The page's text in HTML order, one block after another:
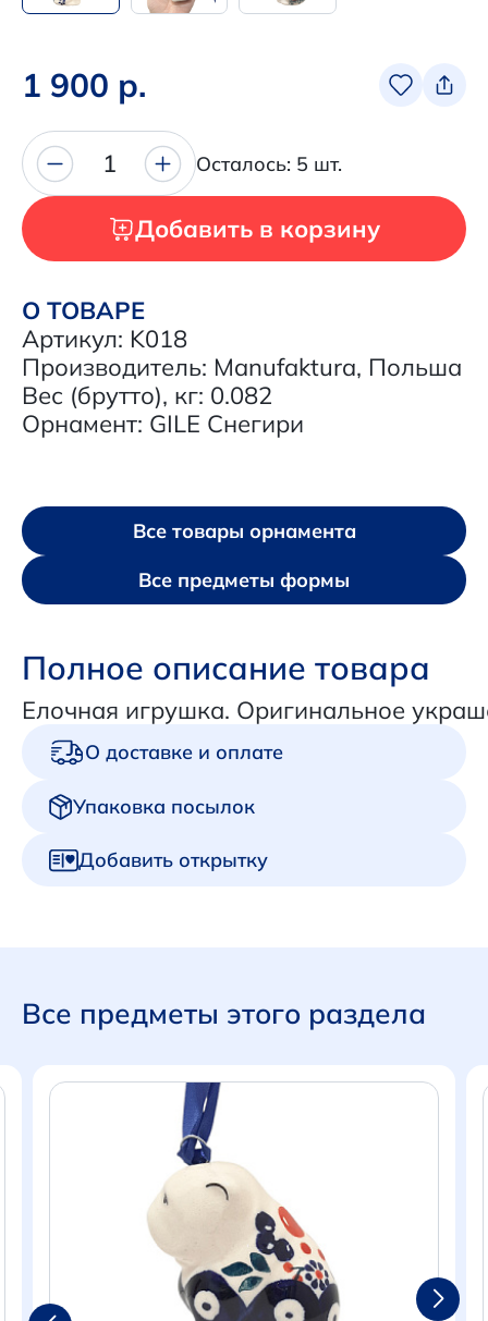
+7 (926) 702-09-76
1 900 р.
О ТОВАРЕ
Артикул: K018
Производитель: Manufaktura, Польша
Вес (брутто), кг: 0.082
Орнамент: GILE Снегири
1 Осталось: 5 шт.
Добавить в корзину
Все товары орнамента
Все предметы формы
Полное описание товара
Елочная игрушка. Оригинальное
О доставке и оплате
Упаковка посылок
Добавить открытку
Все предметы этого раздела